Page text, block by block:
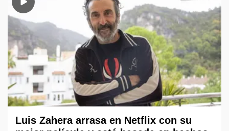
Luis Zahera arrasa en Netflix con su